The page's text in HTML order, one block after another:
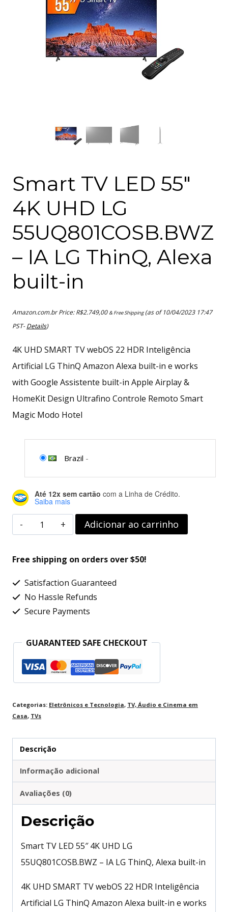
Smart TV LED 55″
4K UHD LG
55UQ801COSB.BWZ
– IA LG ThinQ, Alexa
built-in
Amazon.com.br Price:R$2.749,00 & Free Shipping(as of 10/04/2023 17:47
PST-Details)
4K UHD SMART TV webOS 22 HDR Inteligência
Artificial LG ThinQ Amazon Alexa built-in e works
with Google Assistente built-in Apple Airplay &
HomeKit Design Ultrafino Controle Remoto Smart
Magic Modo Hotel
Brazil -
Até 12x sem cartão com a Linha de Crédito.
Saiba mais
Smart
TV
LED
4K
UHD
IA
LG
ThinQ,
Alexa
in
quantidade
Adicionar ao carrinho
Free shipping on orders over $50!
Satisfaction Guaranteed
No Hassle Refunds
Secure Payments
GUARANTEED SAFE CHECKOUT
Categorias: Eletrônicos e Tecnologia, TV, Áudio e Cinema em
Casa, TVs
Descrição
Informação adicional
Avaliações (0)
Descrição
Smart TV LED 55″ 4K UHD LG
55UQ801COSB.BWZ – IA LG ThinQ, Alexa built-in
4K UHD SMART TV webOS 22 HDR Inteligência
Artificial LG ThinQ Amazon Alexa built-in e works